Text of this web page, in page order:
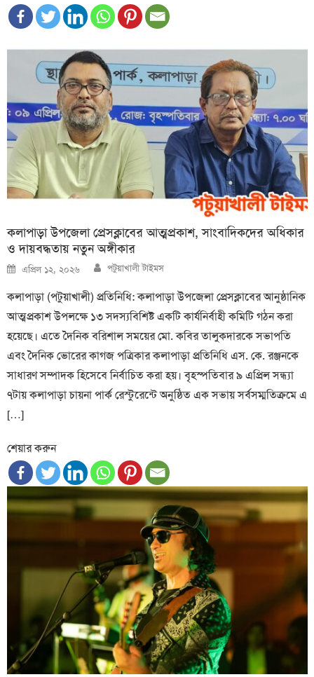
কলাপাড়া উপজেলা প্রেসক্লাবের আত্মপ্রকাশ, সাংবাদিকদের অধিকার
ও দায়বদ্ধতায় নতুন অঙ্গীকার
Posted
on
এপ্রিল ১২, ২০২৬ Author
পটুয়াখালী টাইমস
কলাপাড়া (পটুয়াখালী) প্রতিনিধি: কলাপাড়া উপজেলা প্রেসক্লাবের আনুষ্ঠানিক
আত্মপ্রকাশ উপলক্ষে ১৩ সদস্যবিশিষ্ট একটি কার্যনির্বাহী কমিটি গঠন করা
হয়েছে। এতে দৈনিক বরিশাল সময়ের মো. কবির তালুকদারকে সভাপতি
এবং দৈনিক ভোরের কাগজ পত্রিকার কলাপাড়া প্রতিনিধি এস. কে. রঞ্জনকে
সাধারণ সম্পাদক হিসেবে নির্বাচিত করা হয়। বৃহস্পতিবার ৯ এপ্রিল সন্ধ্যা
৭টায় কলাপাড়া চায়না পার্ক রেস্টুরেন্টে অনুষ্ঠিত এক সভায় সর্বসম্মতিক্রমে এ
[…]
শেয়ার করুন